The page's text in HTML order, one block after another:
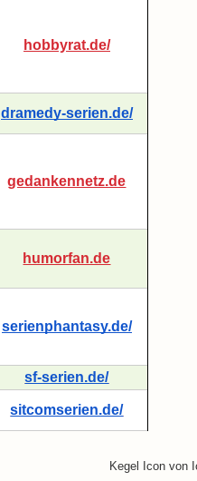
hobbyrat.de/
dramedy-serien.de/
gedankennetz.de
humorfan.de
serienphantasy.de/
sf-serien.de/
sitcomserien.de/
Kegel Icon von